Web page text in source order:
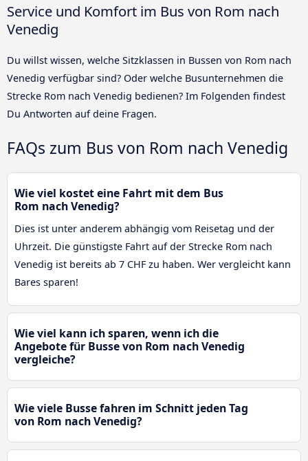
Service und Komfort im Bus von Rom nach
Venedig
Du willst wissen, welche Sitzklassen in Bussen von Rom nach
Venedig verfügbar sind? Oder welche Busunternehmen die
Strecke Rom nach Venedig bedienen? Im Folgenden findest
Du Antworten auf deine Fragen.
FAQs zum Bus von Rom nach Venedig
Wie viel kostet eine Fahrt mit dem Bus
Rom nach Venedig?
Dies ist unter anderem abhängig vom Reisetag und der
Uhrzeit. Die günstigste Fahrt auf der Strecke Rom nach
Venedig ist bereits ab 7 CHF zu haben. Wer vergleicht kann
Bares sparen!
Wie viel kann ich sparen, wenn ich die
Angebote für Busse von Rom nach Venedig
vergleiche?
Wie viele Busse fahren im Schnitt jeden Tag
von Rom nach Venedig?